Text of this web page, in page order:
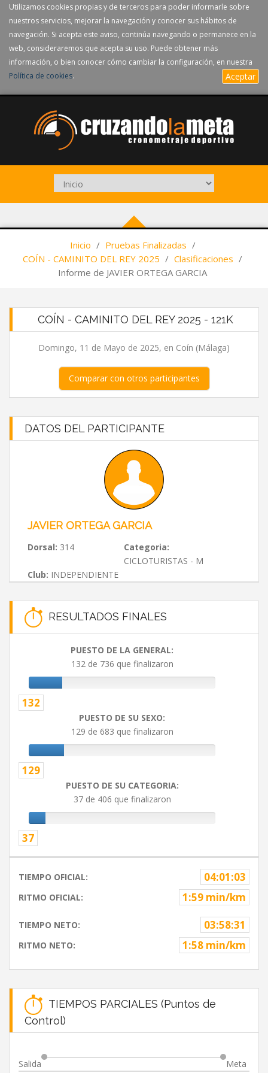
Utilizamos cookies propias y de terceros para poder informarle sobre
nuestros servicios, mejorar la navegación y conocer sus hábitos de
navegación. Si acepta este aviso, continúa navegando o permanece en la
web, consideraremos que acepta su uso. Puede obtener más
información, o bien conocer cómo cambiar la configuración, en nuestra
Política de cookies. Aceptar
Inicio / Pruebas Finalizadas /
COÍN - CAMINITO DEL REY 2025 / Clasificaciones /
Informe de JAVIER ORTEGA GARCIA
COÍN - CAMINITO DEL REY 2025 - 121K
Domingo, 11 de Mayo de 2025, en Coín (Málaga)
Comparar con otros participantes
DATOS DEL PARTICIPANTE
JAVIER ORTEGA GARCIA
Dorsal: 314
Categoria:
CICLOTURISTAS - M
Club: INDEPENDIENTE
RESULTADOS FINALES
PUESTO DE LA GENERAL:
132 de 736 que finalizaron
132
PUESTO DE SU SEXO:
129 de 683 que finalizaron
129
PUESTO DE SU CATEGORIA:
37 de 406 que finalizaron
37
TIEMPO OFICIAL: 04:01:03
RITMO OFICIAL: 1:59 min/km
TIEMPO NETO: 03:58:31
RITMO NETO: 1:58 min/km
TIEMPOS PARCIALES (Puntos de
Control)
Salida Meta